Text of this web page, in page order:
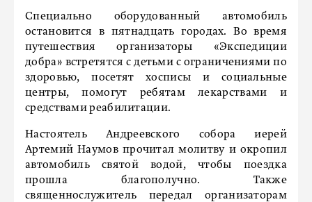
Специально оборудованный автомобиль
остановится в пятнадцать городах. Во время
путешествия организаторы «Экспедиции
добра» встретятся с детьми с ограничениями по
здоровью, посетят хосписы и социальные
центры, помогут ребятам лекарствами и
средствами реабилитации.
Настоятель Андреевского собора иерей
Артемий Наумов прочитал молитву и окропил
автомобиль святой водой, чтобы поездка
прошла благополучно. Также
священнослужитель передал организаторам